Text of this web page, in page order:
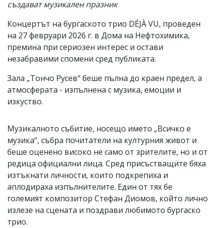
обиден
вас
коментар,
моля
сигнализирайте
ни!
създават музикален празник
Концертът на бургаското трио DÉJÀ VU, проведен
на 27 февруари 2026 г. в Дома на Нефтохимика,
премина при сериозен интерес и остави
незабравими спомени сред публиката.
Зала „Тончо Русев“ беше пълна до краен предел, а
атмосферата - изпълнена с музика, емоции и
изкуство.
Музикалното събитие, носещо името „Всичко е
музика“, събра почитатели на културния живот и
беше оценено високо не само от зрителите, но и от
редица официални лица. Сред присъстващите бяха
изтъкнати личности, които подкрепиха и
аплодираха изпълнителите. Един от тях бе
големият композитор Стефан Диомов, който лично
излезе на сцената и поздрави любимото бургаско
трио.